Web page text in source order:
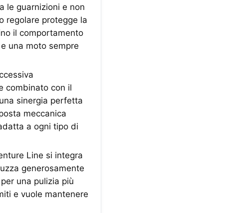
le guarnizioni e non
regolare protegge la
il comportamento
una moto sempre
combinato con il
sinergia perfetta
meccanica
a ogni tipo di
Line si integra
generosamente
una pulizia più
e vuole mantenere